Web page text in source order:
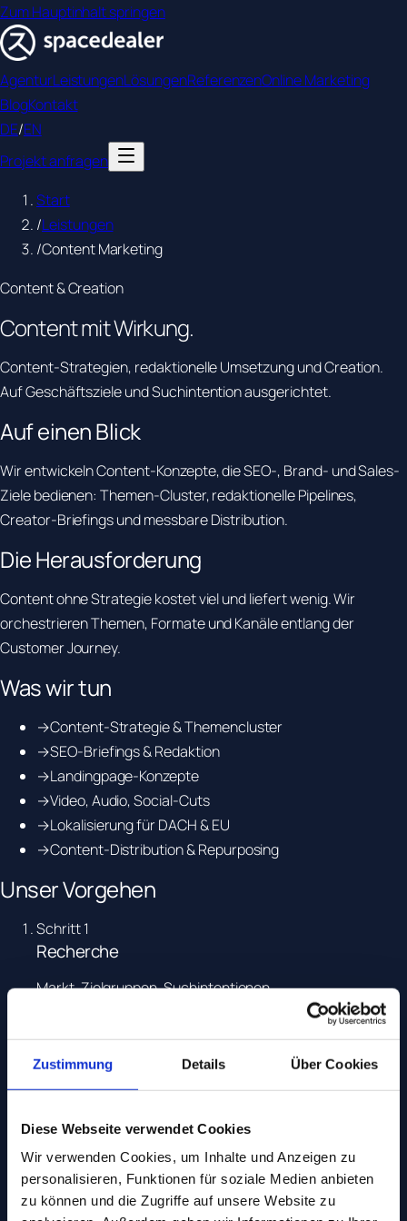
Zustimmung Details Über Cookies
Diese Webseite verwendet Cookies
Wir verwenden Cookies, um Inhalte und Anzeigen zu
personalisieren, Funktionen für soziale Medien anbieten
zu können und die Zugriffe auf unsere Website zu
Zum Hauptinhalt springen
AgenturLeistungenLösungenReferenzenOnline Marketing
BlogKontakt
DE/EN
Projekt anfragen
Start
/Leistungen
/Content Marketing
Content & Creation
Content mitWirkung.
Content-Strategien, redaktionelle Umsetzung und Creation.
Auf Geschäftsziele und Suchintention ausgerichtet.
Auf einen Blick
Wir entwickeln Content-Konzepte, die SEO-, Brand- und Sales-
Ziele bedienen: Themen-Cluster, redaktionelle Pipelines,
Creator-Briefings und messbare Distribution.
Die Herausforderung
Content ohne Strategie kostet viel und liefert wenig. Wir
orchestrieren Themen, Formate und Kanäle entlang der
Customer Journey.
Was wir tun
→Content-Strategie & Themencluster
→SEO-Briefings & Redaktion
→Landingpage-Konzepte
→Video, Audio, Social-Cuts
→Lokalisierung für DACH & EU
→Content-Distribution & Repurposing
Unser Vorgehen
Schritt1
Recherche
Markt, Zielgruppen, Suchintentionen.
Themen, Formate, Redaktionsplan.
Schritt3
Produktion
Texte, Visuals, Video, Audio.